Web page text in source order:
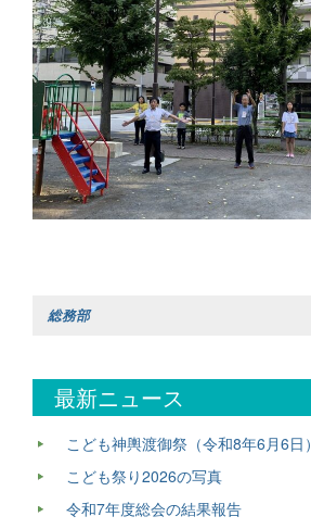
総務部
最新ニュース
こども神輿渡御祭（令和8年6月6日）
こども祭り2026の写真
令和7年度総会の結果報告